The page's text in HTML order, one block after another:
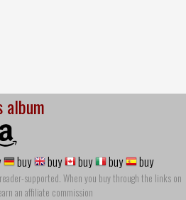
album
buy buy buy buy buy
supported. When you buy through the links on
an affiliate commission